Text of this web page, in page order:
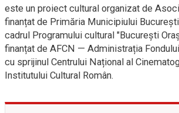
este un proiect cultural organizat de
finanțat de Primăria Municipiului
cadrul Programului cultural "București
finanțat de AFCN — Administrația
cu sprijinul Centrului Național al
Institutului Cultural Român.